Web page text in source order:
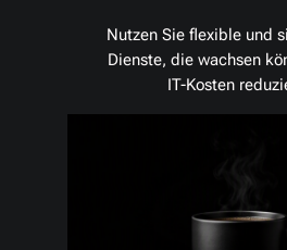
Nutzen Sie flexible und
Dienste, die wachsen
IT-Kosten